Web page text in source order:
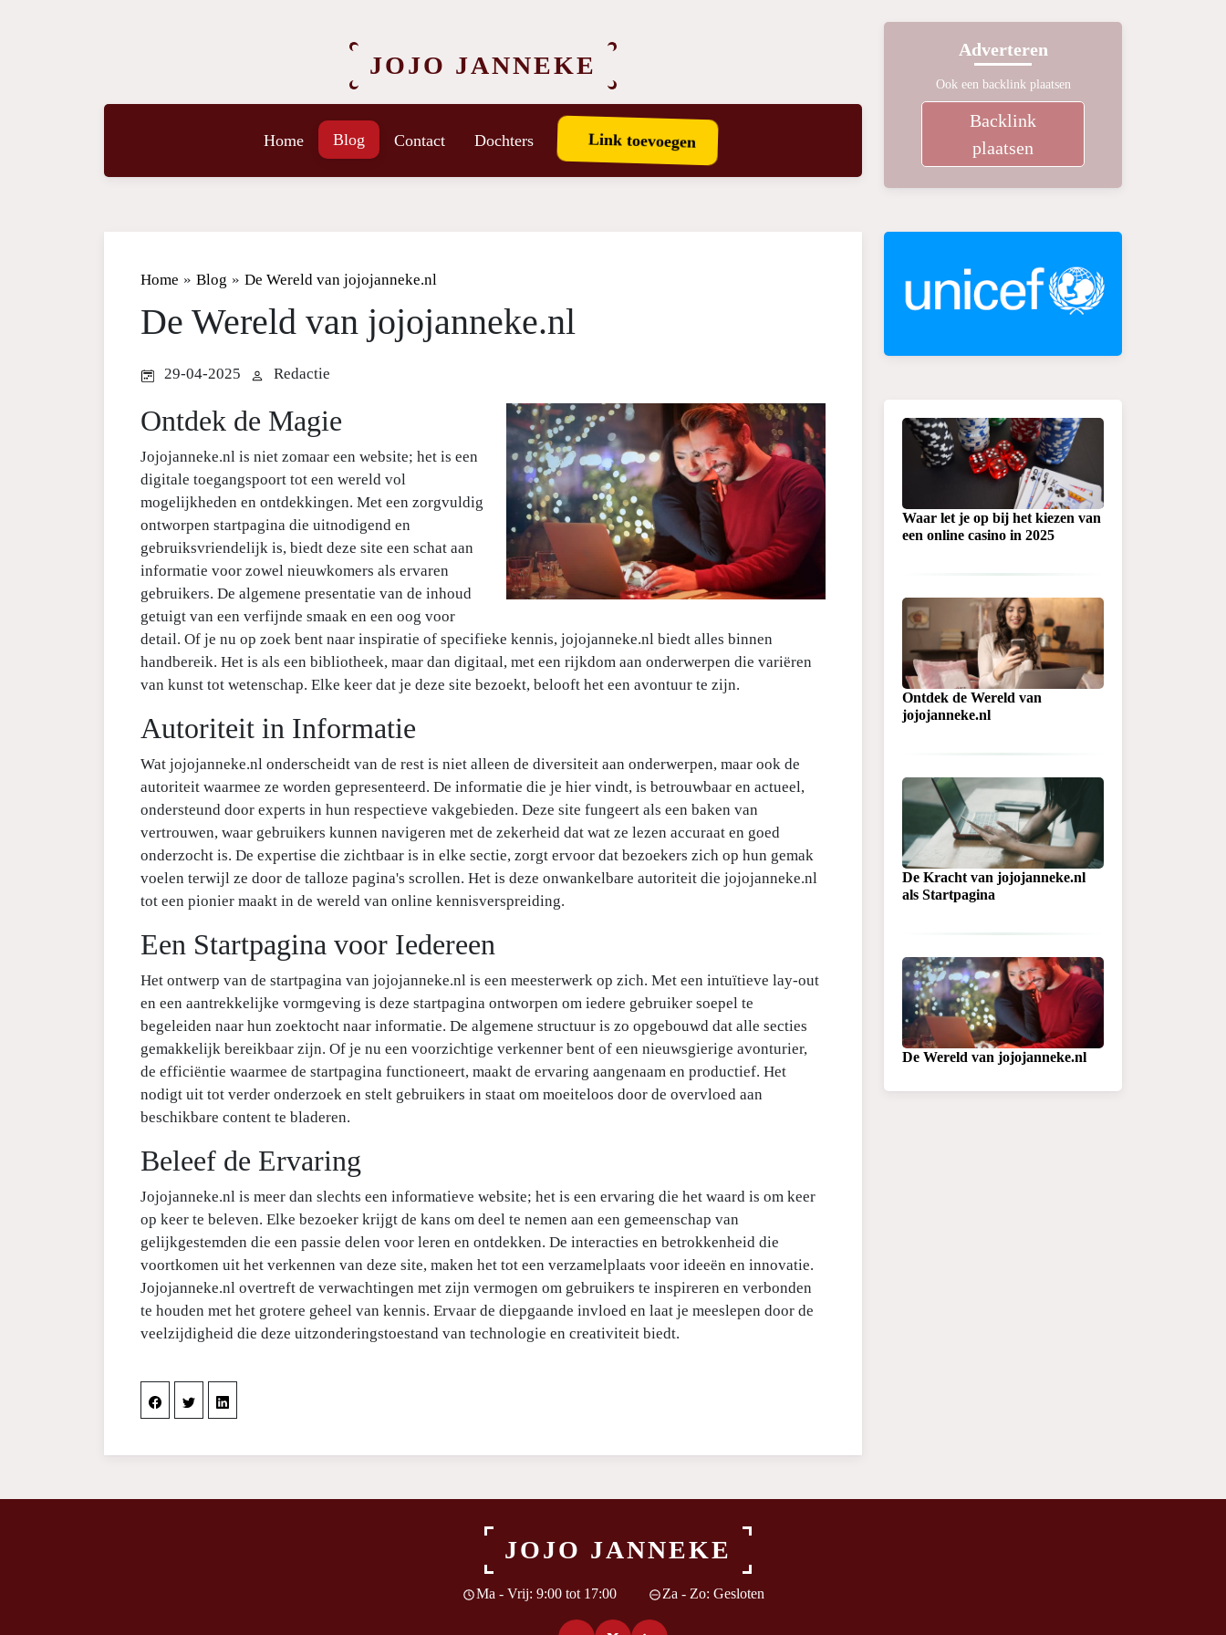
JOJO JANNEKE
Home Blog Contact Dochters Link toevoegen
Adverteren
Ook een backlink plaatsen
Backlink
plaatsen
Home » Blog » De Wereld van jojojanneke.nl
De Wereld van jojojanneke.nl
29-04-2025 Redactie
Ontdek de Magie
Jojojanneke.nl is niet zomaar een website; het is een
digitale toegangspoort tot een wereld vol
mogelijkheden en ontdekkingen. Met een zorgvuldig
ontworpen startpagina die uitnodigend en
gebruiksvriendelijk is, biedt deze site een schat aan
informatie voor zowel nieuwkomers als ervaren
gebruikers. De algemene presentatie van de inhoud
getuigt van een verfijnde smaak en een oog voor
detail. Of je nu op zoek bent naar inspiratie of specifieke kennis, jojojanneke.nl biedt alles binnen
handbereik. Het is als een bibliotheek, maar dan digitaal, met een rijkdom aan onderwerpen die variëren
van kunst tot wetenschap. Elke keer dat je deze site bezoekt, belooft het een avontuur te zijn.
Autoriteit in Informatie
Wat jojojanneke.nl onderscheidt van de rest is niet alleen de diversiteit aan onderwerpen, maar ook de
autoriteit waarmee ze worden gepresenteerd. De informatie die je hier vindt, is betrouwbaar en actueel,
ondersteund door experts in hun respectieve vakgebieden. Deze site fungeert als een baken van
vertrouwen, waar gebruikers kunnen navigeren met de zekerheid dat wat ze lezen accuraat en goed
onderzocht is. De expertise die zichtbaar is in elke sectie, zorgt ervoor dat bezoekers zich op hun gemak
voelen terwijl ze door de talloze pagina's scrollen. Het is deze onwankelbare autoriteit die jojojanneke.nl
tot een pionier maakt in de wereld van online kennisverspreiding.
Een Startpagina voor Iedereen
Het ontwerp van de startpagina van jojojanneke.nl is een meesterwerk op zich. Met een intuïtieve lay-out
en een aantrekkelijke vormgeving is deze startpagina ontworpen om iedere gebruiker soepel te
begeleiden naar hun zoektocht naar informatie. De algemene structuur is zo opgebouwd dat alle secties
gemakkelijk bereikbaar zijn. Of je nu een voorzichtige verkenner bent of een nieuwsgierige avonturier,
de efficiëntie waarmee de startpagina functioneert, maakt de ervaring aangenaam en productief. Het
nodigt uit tot verder onderzoek en stelt gebruikers in staat om moeiteloos door de overvloed aan
beschikbare content te bladeren.
Beleef de Ervaring
Jojojanneke.nl is meer dan slechts een informatieve website; het is een ervaring die het waard is om keer
op keer te beleven. Elke bezoeker krijgt de kans om deel te nemen aan een gemeenschap van
gelijkgestemden die een passie delen voor leren en ontdekken. De interacties en betrokkenheid die
voortkomen uit het verkennen van deze site, maken het tot een verzamelplaats voor ideeën en innovatie.
Jojojanneke.nl overtreft de verwachtingen met zijn vermogen om gebruikers te inspireren en verbonden
te houden met het grotere geheel van kennis. Ervaar de diepgaande invloed en laat je meeslepen door de
veelzijdigheid die deze uitzonderingstoestand van technologie en creativiteit biedt.
Waar let je op bij het kiezen van
een online casino in 2025
Ontdek de Wereld van
jojojanneke.nl
De Kracht van jojojanneke.nl
als Startpagina
De Wereld van jojojanneke.nl
JOJO JANNEKE
Ma - Vrij: 9:00 tot 17:00 Za - Zo: Gesloten